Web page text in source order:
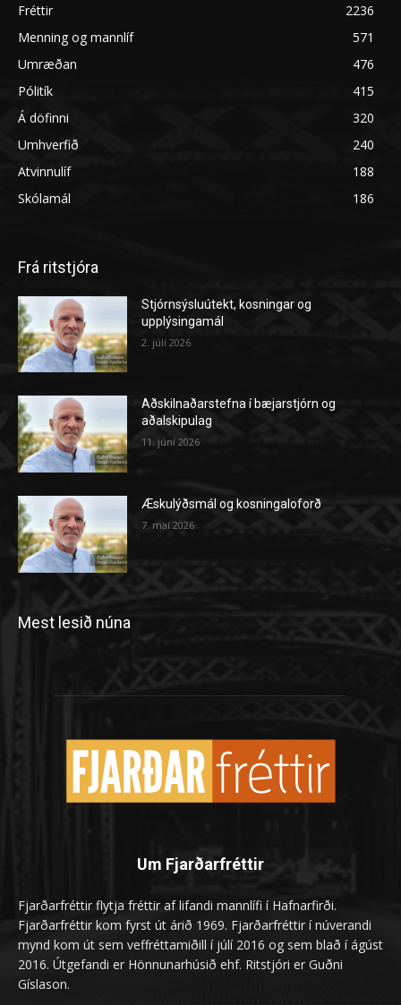
Fréttir
2236
Menning og mannlíf
571
Umræðan
476
Pólitík
415
Á döfinni
320
Umhverfið
240
Atvinnulíf
188
Skólamál
186
Frá ritstjóra
Stjórnsýsluútekt, kosningar og
upplýsingamál
2. júlí 2026
Aðskilnaðarstefna í bæjarstjórn og
aðalskipulag
11. júní 2026
Æskulýðsmál og kosningaloforð
7. maí 2026
Mest lesið núna
Um Fjarðarfréttir
Fjarðarfréttir flytja fréttir af lifandi mannlífi í Hafnarfirði.
Fjarðarfréttir kom fyrst út árið 1969. Fjarðarfréttir í núverandi
mynd kom út sem veffréttamiðill í júlí 2016 og sem blað í ágúst
2016. Útgefandi er Hönnunarhúsið ehf. Ritstjóri er Guðni
Gíslason.